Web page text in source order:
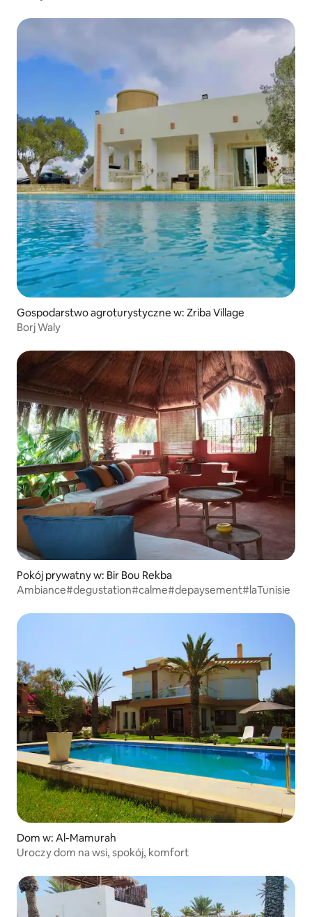
Gospodarstwo agroturystyczne w: Zriba Village
Borj Waly
Pokój prywatny w: Bir Bou Rekba
Ambiance#degustation#calme#depaysement#laTunisie
Dom w: Al-Mamurah
Uroczy dom na wsi, spokój, komfort